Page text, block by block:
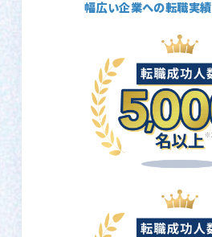
幅広い企業への転職実績